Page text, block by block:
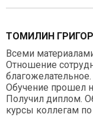
ТОМИЛИН
Всеми
Отношение
Обучение прошел
Получил диплом.
курсы коллегам